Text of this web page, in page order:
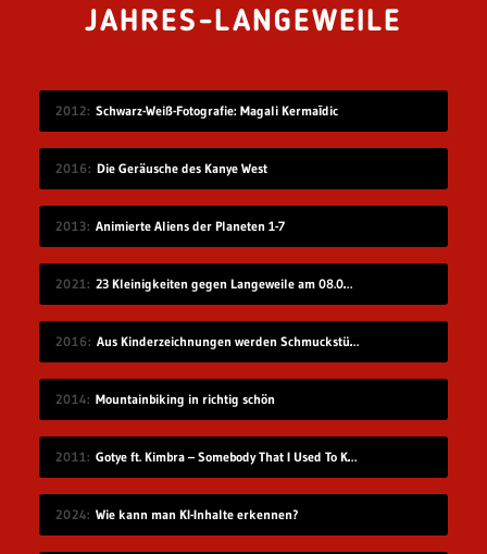
JAHRES-LANGEWEILE
2012 Schwarz-Weiß-Fotografie: Magali Kermaīdic
2016 Die Geräusche des Kanye West
2013 Animierte Aliens der Planeten 1-7
2021 23 Kleinigkeiten gegen Langeweile am 08.08.2021
2016 Aus Kinderzeichnungen werden Schmuckstücke
2014 Mountainbiking in richtig schön
2011 Gotye ft. Kimbra – Somebody That I Used To Know
2024 Wie kann man KI-Inhalte erkennen?